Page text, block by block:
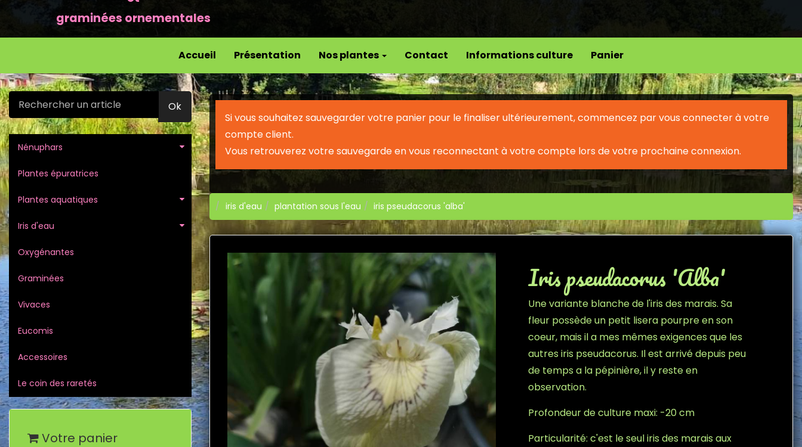
graminées ornementales
Accueil Présentation Nos plantes Contact Informations culture Panier
Si vous souhaitez sauvegarder votre panier pour le finaliser ultérieurement, commencez par vous connecter à votre
compte client.
Vous retrouverez votre sauvegarde en vous reconnectant à votre compte lors de votre prochaine connexion.
iris d'eau plantation sous l'eau iris pseudacorus 'alba'
Iris pseudacorus 'Alba'
Une variante blanche de l'iris des marais. Sa
fleur possède un petit lisera pourpre en son
coeur, mais il a mes mêmes exigences que les
autres iris pseudacorus. Il est arrivé depuis peu
de temps a la pépinière, il y reste en
observation.
Profondeur de culture maxi: -20 cm
Particularité: c'est le seul iris des marais aux
Ok
Nénuphars
Plantes épuratrices
Plantes aquatiques
Iris d'eau
Oxygénantes
Graminées
Vivaces
Eucomis
Accessoires
Le coin des raretés
Votre panier